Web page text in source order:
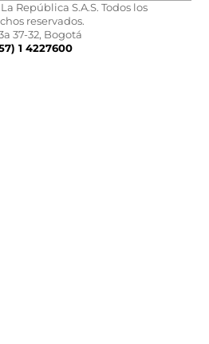
República S.A.S. Todos los
reservados.
37-32, Bogotá
1 4227600